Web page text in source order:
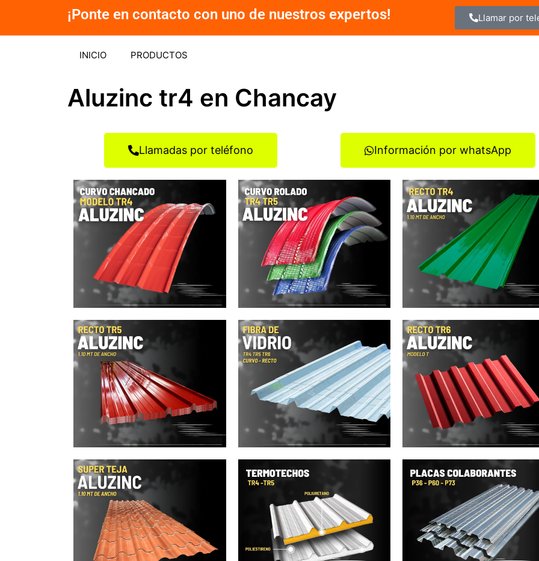
contenido
¡Ponte en contacto con uno de nuestros expertos! Llamar por
INICIO PRODUCTOS
Aluzinc tr4 en Chancay
Llamadas por teléfono Información por whatsApp